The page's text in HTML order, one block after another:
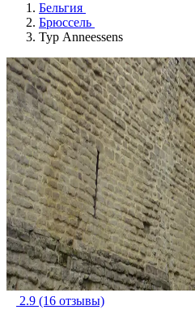
Бельгия
Брюссель
Тур Anneessens
2.9 (16 отзывы)